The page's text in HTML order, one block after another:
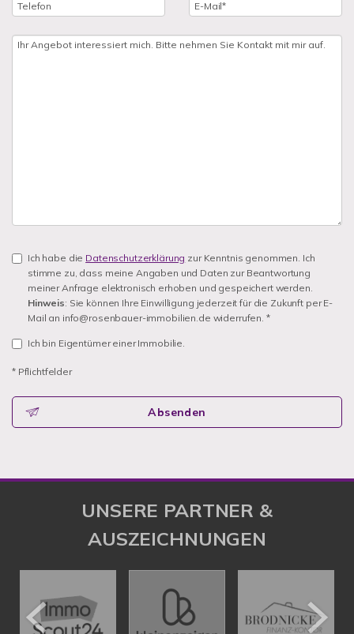
Ich habe die Datenschutzerklärung zur Kenntnis genommen. Ich
stimme zu, dass meine Angaben und Daten zur Beantwortung
meiner Anfrage elektronisch erhoben und gespeichert werden.
Hinweis: Sie können Ihre Einwilligung jederzeit für die Zukunft per E-
Mail an info@rosenbauer-immobilien.de widerrufen. *
Ich bin Eigentümer einer Immobilie.
* Pflichtfelder
Absenden
UNSERE PARTNER &
AUSZEICHNUNGEN